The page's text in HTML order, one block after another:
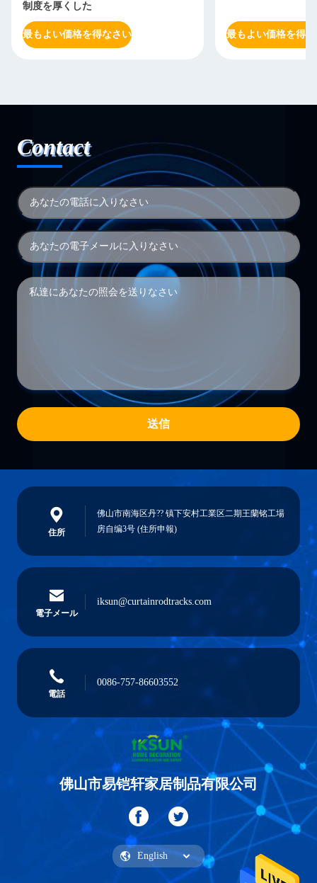
制度を厚くした
最もよい価格を得なさい 最もよい価格を得
Contact
送信
住所
佛山市南海区丹?? 镇下安村工業区二期王蘭铭工場
房自编3号 (住所申報)
電子メール
iksun@curtainrodtracks.com
電話
0086-757-86603552
佛山市易铠轩家居制品有限公司